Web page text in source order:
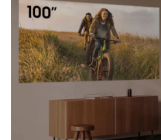
zo vzdialenosti 2 až 3 m.
4K (3840×2160)-
veľké plátna. Ideálne na
vzdialeností (viac ako 4
X GA alebo SXGA
na prezentácie s väčším
- premietačky na